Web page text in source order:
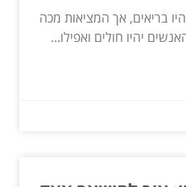
בריאים, אך המציאות מכה
יהיו חולים ואפילו...